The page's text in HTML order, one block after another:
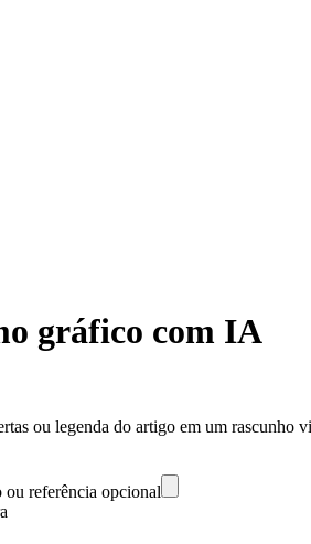
gráfico com IA
ou legenda do artigo em um rascunho
ou referência opcional